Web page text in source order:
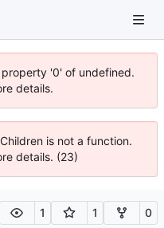
'0' of undefined.
details.
is not a function.
details. (23)
1 1 0